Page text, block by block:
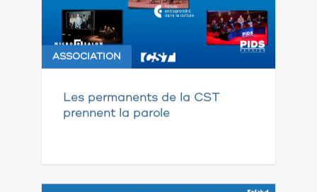
ASSOCIATION
Les permanents de la CST
prennent la parole